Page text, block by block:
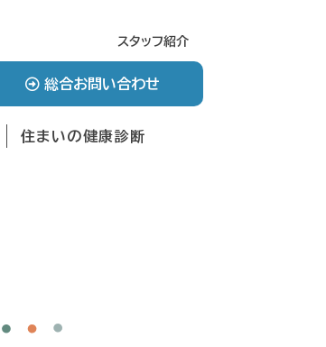
スタッフ紹介
総合お問い合わせ
住まいの健康診断